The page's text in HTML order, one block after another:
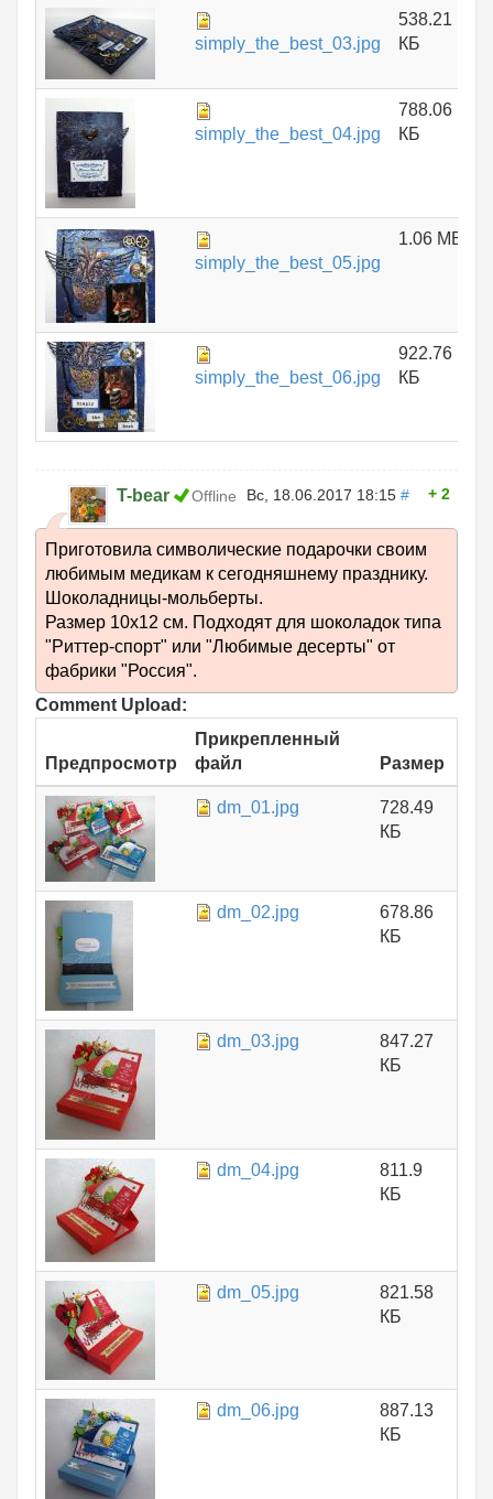
simply_the_best_03.jpg
538.21
КБ
simply_the_best_04.jpg
788.06
КБ
simply_the_best_05.jpg
1.06 МБ
simply_the_best_06.jpg
922.76
КБ
T-bear Offline Вс, 18.06.2017 18:15 # 2
Приготовила символические подарочки своим
любимым медикам к сегодняшнему празднику.
Шоколадницы-мольберты.
Размер 10х12 см. Подходят для шоколадок типа
"Риттер-спорт" или "Любимые десерты" от
фабрики "Россия".
Comment Upload:
Предпросмотр
Прикрепленный
файл
Размер
dm_01.jpg
728.49
КБ
dm_02.jpg
678.86
КБ
dm_03.jpg
847.27
КБ
dm_04.jpg
811.9
КБ
dm_05.jpg
821.58
КБ
dm_06.jpg
887.13
КБ